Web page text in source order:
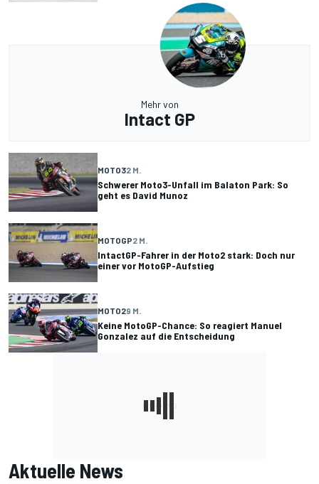
Mehr von
Intact GP
MOTO32 M.
Schwerer Moto3-Unfall im Balaton Park: So
geht es David Munoz
MOTOGP2 M.
IntactGP-Fahrer in der Moto2 stark: Doch nur
einer vor MotoGP-Aufstieg
MOTO29 M.
Keine MotoGP-Chance: So reagiert Manuel
Gonzalez auf die Entscheidung
Aktuelle News